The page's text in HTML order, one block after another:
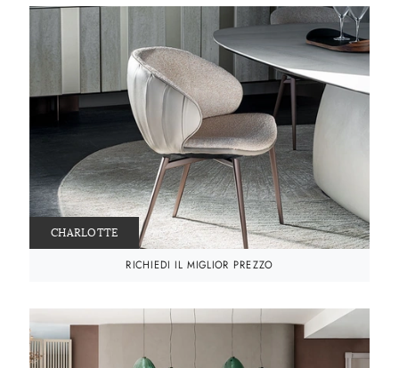
CHARLOTTE
RICHIEDI IL MIGLIOR PREZZO